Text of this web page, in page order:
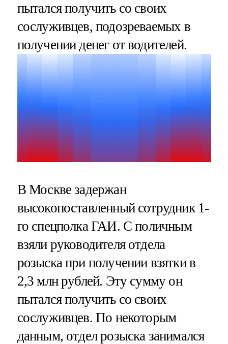
пытался получить со своих
сослуживцев, подозреваемых в
получении денег от водителей.
В Москве задержан
высокопоставленный сотрудник 1-
го спецполка ГАИ. С поличным
взяли руководителя отдела
розыска при получении взятки в
2,3 млн рублей. Эту сумму он
пытался получить со своих
сослуживцев. По некоторым
данным, отдел розыска занимался